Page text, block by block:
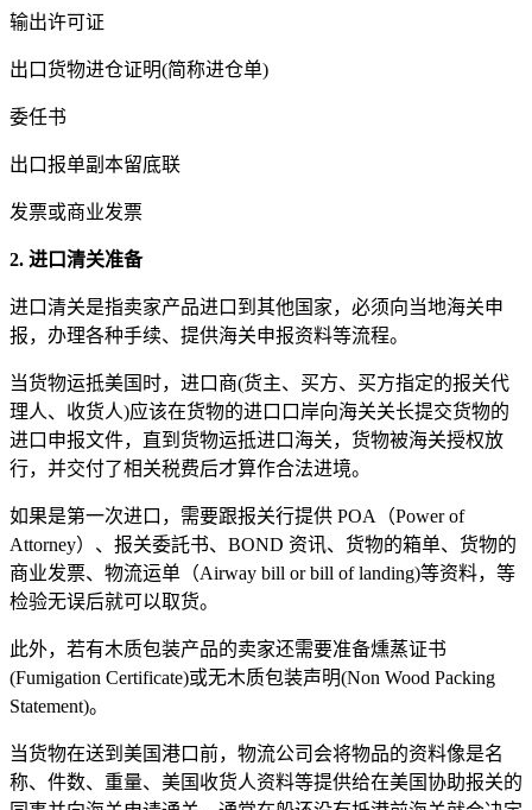
输出许可证
出口货物进仓证明(简称进仓单)
委任书
出口报单副本留底联
发票或商业发票
2. 进口清关准备
进口清关是指卖家产品进口到其他国家，必须向当地海关申
报，办理各种手续、提供海关申报资料等流程。
当货物运抵美国时，进口商(货主、买方、买方指定的报关代
理人、收货人)应该在货物的进口口岸向海关关长提交货物的
进口申报文件，直到货物运抵进口海关，货物被海关授权放
行，并交付了相关税费后才算作合法进境。
如果是第一次进口，需要跟报关行提供 POA（Power of
Attorney）、报关委託书、BOND 资讯、货物的箱单、货物的
商业发票、物流运单（Airway bill or bill of landing)等资料，等
检验无误后就可以取货。
此外，若有木质包装产品的卖家还需要准备燻蒸证书
(Fumigation Certificate)或无木质包装声明(Non Wood Packing
Statement)。
当货物在送到美国港口前，物流公司会将物品的资料像是名
称、件数、重量、美国收货人资料等提供给在美国协助报关的